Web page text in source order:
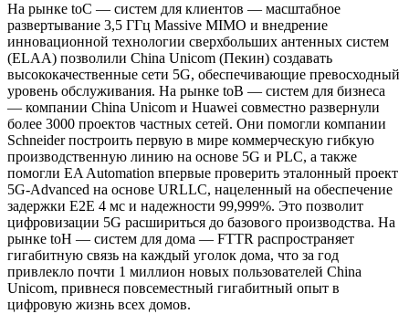
На рынке toC — систем для клиентов — масштабное
развертывание 3,5 ГГц Massive MIMO и внедрение
инновационной технологии сверхбольших антенных систем
(ELAA) позволили China Unicom (Пекин) создавать
высококачественные сети 5G, обеспечивающие превосходный
уровень обслуживания. На рынке toB — систем для бизнеса
— компании China Unicom и Huawei совместно развернули
более 3000 проектов частных сетей. Они помогли компании
Schneider построить первую в мире коммерческую гибкую
производственную линию на основе 5G и PLC, а также
помогли EA Automation впервые проверить эталонный проект
5G-Advanced на основе URLLC, нацеленный на обеспечение
задержки E2E 4 мс и надежности 99,999%. Это позволит
цифровизации 5G расшириться до базового производства. На
рынке toH — систем для дома — FTTR распространяет
гигабитную связь на каждый уголок дома, что за год
привлекло почти 1 миллион новых пользователей China
Unicom, привнеся повсеместный гигабитный опыт в
цифровую жизнь всех домов.